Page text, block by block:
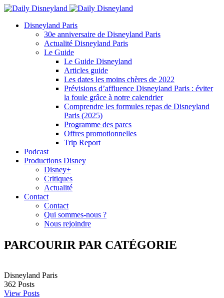
Disneyland Paris
30e anniversaire de Disneyland Paris
Actualité Disneyland Paris
Le Guide
Le Guide Disneyland
Articles guide
Les dates les moins chères de 2022
Prévisions d’affluence Disneyland Paris : éviter
la foule grâce à notre calendrier
Comprendre les formules repas de Disneyland
Paris (2025)
Programme des parcs
Offres promotionnelles
Trip Report
Podcast
Productions Disney
Disney+
Critiques
Actualité
Contact
Contact
Qui sommes-nous ?
Nous rejoindre
PARCOURIR PAR CATÉGORIE
Disneyland Paris
362 Posts
View Posts